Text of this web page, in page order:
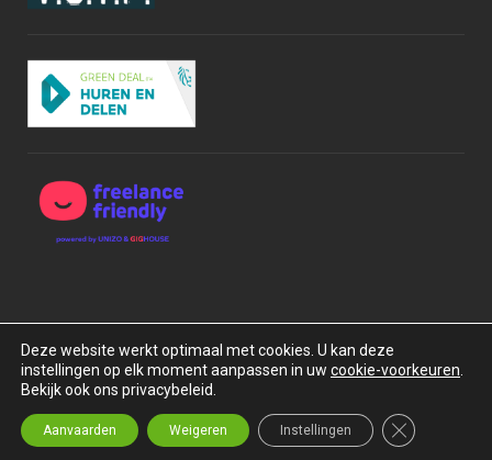
Copyright © 2015-2026 BOXrentals bv. Alle rechten
voorbehouden.
Privacybeleid
Algemene Voorwaarden
Deze website werkt optimaal met cookies. U kan deze
instellingen op elk moment aanpassen in uw cookie-voorkeuren
Bekijk ook ons privacybeleid.
Aanvaarden Weigeren Instellingen Close GDPR